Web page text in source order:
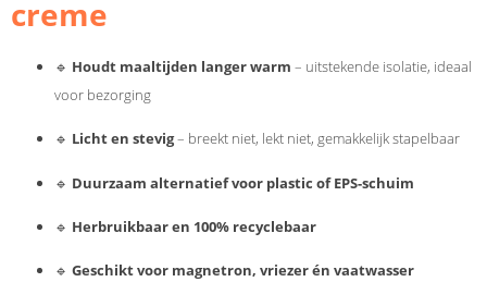
creme
🔹 Houdt maaltijden langer warm – uitstekende isolatie, ideaal
voor bezorging
🔹 Licht en stevig– breekt niet, lekt niet, gemakkelijk stapelbaar
🔹 Duurzaam alternatief voor plastic of EPS-schuim
🔹 Herbruikbaar en 100% recyclebaar
🔹 Geschikt voor magnetron, vriezer én vaatwasser